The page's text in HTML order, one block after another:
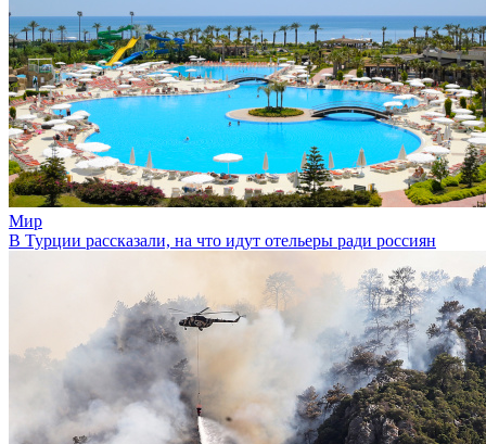
Мир
В Турции рассказали, на что идут отельеры ради россиян